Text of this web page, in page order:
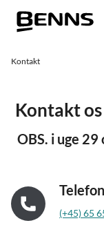
Kontakt
Kontakt
OBS. i uge
Telefon
(+45) 65
Vis